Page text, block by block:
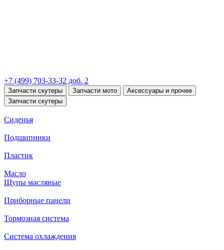
+7 (499) 703-33-32 доб. 2
Запчасти скутеры Запчасти мото
Аксессуары и прочее
Запчасти скутеры
Сиденья
Подшипники
Пластик
Масло
Щупы масляные
Приборные панели
Тормозная система
Система охлаждения